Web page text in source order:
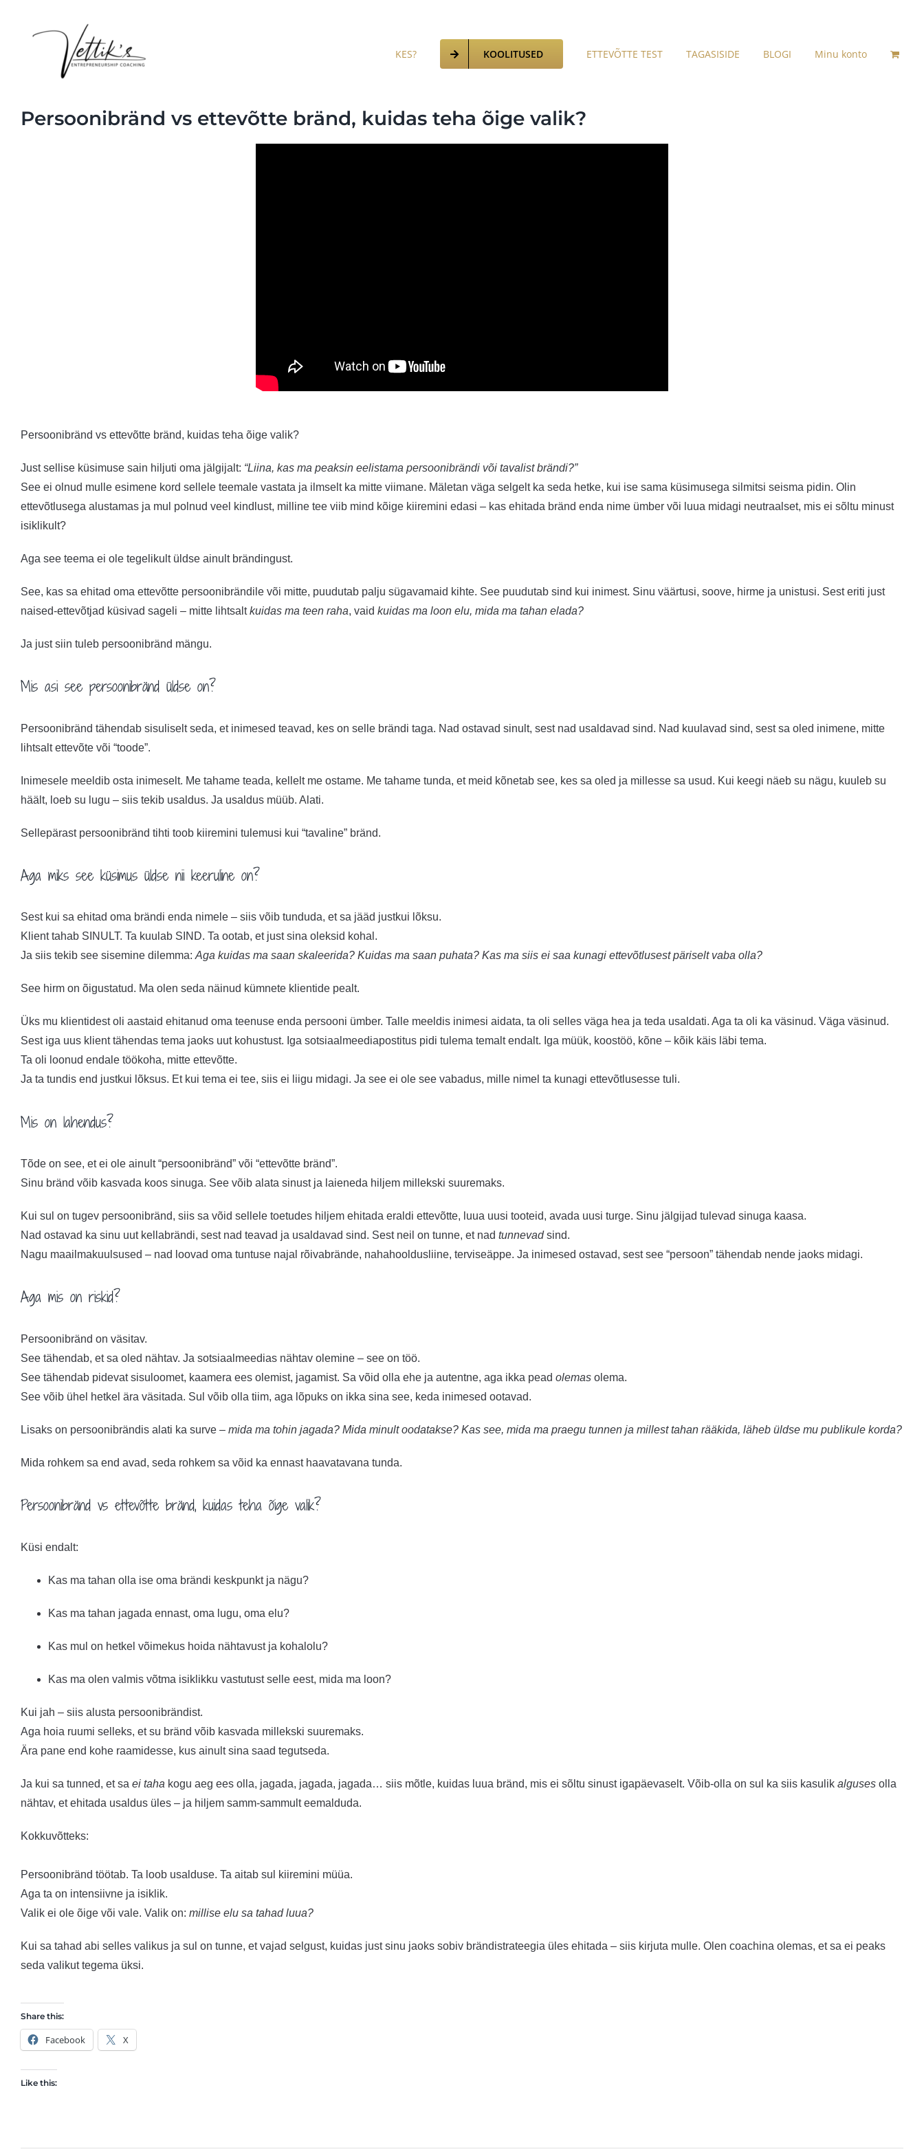
KES? KOOLITUSED ETTEVÕTTE TEST TAGASISIDE BLOGI Minu konto
Persoonibränd vs ettevõtte bränd, kuidas teha õige valik?
Persoonibränd vs ettevõtte bränd, kuidas teha õige valik?
Just sellise küsimuse sain hiljuti oma jälgijalt: “Liina, kas ma peaksin eelistama persoonibrändi või tavalist brändi?”
See ei olnud mulle esimene kord sellele teemale vastata ja ilmselt ka mitte viimane. Mäletan väga selgelt ka seda hetke, kui ise sama küsimusega silmitsi seisma pidin. Olin
ettevõtlusega alustamas ja mul polnud veel kindlust, milline tee viib mind kõige kiiremini edasi – kas ehitada bränd enda nime ümber või luua midagi neutraalset, mis ei sõltu minust
isiklikult?
Aga see teema ei ole tegelikult üldse ainult brändingust.
See, kas sa ehitad oma ettevõtte persoonibrändile või mitte, puudutab palju sügavamaid kihte. See puudutab sind kui inimest. Sinu väärtusi, soove, hirme ja unistusi. Sest eriti just
naised-ettevõtjad küsivad sageli – mitte lihtsaltkuidas ma teen raha, vaid kuidas ma loon elu, mida ma tahan elada?
Ja just siin tuleb persoonibränd mängu.
Mis asi see persoonibränd üldse on?
Persoonibränd tähendab sisuliselt seda, et inimesed teavad, kes on selle brändi taga. Nad ostavad sinult, sest nad usaldavad sind. Nad kuulavad sind, sest sa oled inimene, mitte
lihtsalt ettevõte või “toode”.
Inimesele meeldib osta inimeselt. Me tahame teada, kellelt me ostame. Me tahame tunda, et meid kõnetab see, kes sa oled ja millesse sa usud. Kui keegi näeb su nägu, kuuleb su
häält, loeb su lugu – siis tekib usaldus. Ja usaldus müüb. Alati.
Sellepärast persoonibränd tihti toob kiiremini tulemusi kui “tavaline” bränd.
Aga miks see küsimus üldse nii keeruline on?
Sest kui sa ehitad oma brändi enda nimele – siis võib tunduda, et sa jääd justkui lõksu.
Klient tahab SINULT. Ta kuulab SIND. Ta ootab, et just sina oleksid kohal.
Ja siis tekib see sisemine dilemma: Aga kuidas ma saan skaleerida? Kuidas ma saan puhata? Kas ma siis ei saa kunagi ettevõtlusest päriselt vaba olla?
See hirm on õigustatud. Ma olen seda näinud kümnete klientide pealt.
Üks mu klientidest oli aastaid ehitanud oma teenuse enda persooni ümber. Talle meeldis inimesi aidata, ta oli selles väga hea ja teda usaldati. Aga ta oli ka väsinud. Väga väsinud.
Sest iga uus klient tähendas tema jaoks uut kohustust. Iga sotsiaalmeediapostitus pidi tulema temalt endalt. Iga müük, koostöö, kõne – kõik käis läbi tema.
Ta oli loonud endale töökoha, mitte ettevõtte.
Ja ta tundis end justkui lõksus. Et kui tema ei tee, siis ei liigu midagi. Ja see ei ole see vabadus, mille nimel ta kunagi ettevõtlusesse tuli.
Mis on lahendus?
Tõde on see, et ei ole ainult “persoonibränd” või “ettevõtte bränd”.
Sinu bränd võib kasvada koos sinuga. See võib alata sinust ja laieneda hiljem millekski suuremaks.
Kui sul on tugev persoonibränd, siis sa võid sellele toetudes hiljem ehitada eraldi ettevõtte, luua uusi tooteid, avada uusi turge. Sinu jälgijad tulevad sinuga kaasa.
Nad ostavad ka sinu uut kellabrändi, sest nad teavad ja usaldavad sind. Sest neil on tunne, et nad tunnevadsind.
Nagu maailmakuulsused – nad loovad oma tuntuse najal rõivabrände, nahahooldusliine, terviseäppe. Ja inimesed ostavad, sest see “persoon” tähendab nende jaoks midagi.
Aga mis on riskid?
Persoonibränd on väsitav.
See tähendab, et sa oled nähtav. Ja sotsiaalmeedias nähtav olemine – see on töö.
See tähendab pidevat sisuloomet, kaamera ees olemist, jagamist. Sa võid olla ehe ja autentne, aga ikka pead olemasolema.
See võib ühel hetkel ära väsitada. Sul võib olla tiim, aga lõpuks on ikka sina see, keda inimesed ootavad.
Lisaks on persoonibrändis alati ka surve – mida ma tohin jagada? Mida minult oodatakse? Kas see, mida ma praegu tunnen ja millest tahan rääkida, läheb üldse mu publikule korda?
Mida rohkem sa end avad, seda rohkem sa võid ka ennast haavatavana tunda.
Persoonibränd vs ettevõtte bränd, kuidas teha õige valik?
Küsi endalt:
Kas ma tahan olla ise oma brändi keskpunkt ja nägu?
Kas ma tahan jagada ennast, oma lugu, oma elu?
Kas mul on hetkel võimekus hoida nähtavust ja kohalolu?
Kas ma olen valmis võtma isiklikku vastutust selle eest, mida ma loon?
Kui jah – siis alusta persoonibrändist.
Aga hoia ruumi selleks, et su bränd võib kasvada millekski suuremaks.
Ära pane end kohe raamidesse, kus ainult sina saad tegutseda.
Ja kui sa tunned, et sa ei taha kogu aeg ees olla, jagada, jagada, jagada… siis mõtle, kuidas luua bränd, mis ei sõltu sinust igapäevaselt. Võib-olla on sul ka siis kasulik algusesolla
nähtav, et ehitada usaldus üles – ja hiljem samm-sammult eemalduda.
Kokkuvõtteks:
Persoonibränd töötab. Ta loob usalduse. Ta aitab sul kiiremini müüa.
Aga ta on intensiivne ja isiklik.
Valik ei ole õige või vale. Valik on: millise elu sa tahad luua?
Kui sa tahad abi selles valikus ja sul on tunne, et vajad selgust, kuidas just sinu jaoks sobiv brändistrateegia üles ehitada – siis kirjuta mulle. Olen coachina olemas, et sa ei peaks
seda valikut tegema üksi.
Share this:
Facebook X
Like this: